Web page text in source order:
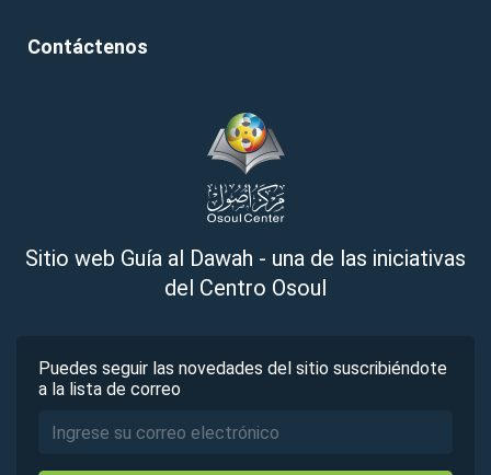
Contáctenos
Sitio web Guía al Dawah - una de las iniciativas
del Centro Osoul
Puedes seguir las novedades del sitio suscribiéndote
a la lista de correo